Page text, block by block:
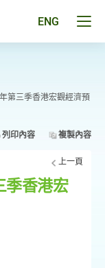
ENG
第三季香港宏觀經濟預
列印內容 複製內容
上一頁
季香港宏